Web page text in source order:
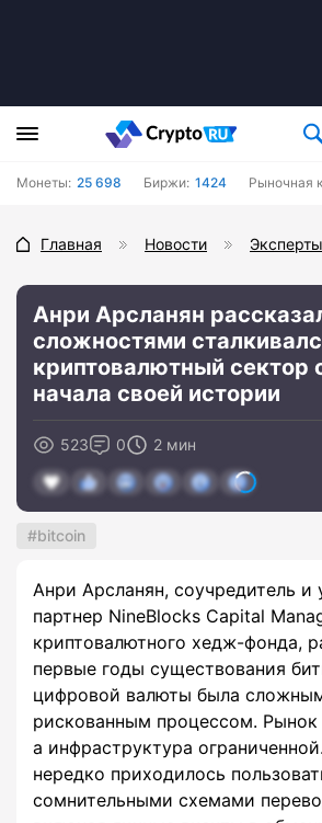
Монеты: 25 698 Биржи: 1424 Рыночная
Главная Новости Эксперты
Анри Арсланян
сложностями
криптовалютный сектор
начала своей истории
523 0 2 мин
bitcoin
Анри Арсланян, соучредитель
партнер NineBlocks Capital
криптовалютного хедж-фонда,
первые годы существования
цифровой валюты была
рискованным процессом. Рынок
а инфраструктура
нередко приходилось
сомнительными схемами